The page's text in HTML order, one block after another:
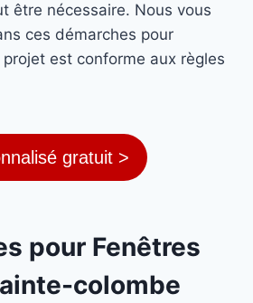
être nécessaire. Nous vous
ces démarches pour
est conforme aux règles
gratuit >
pour Fenêtres
colombe